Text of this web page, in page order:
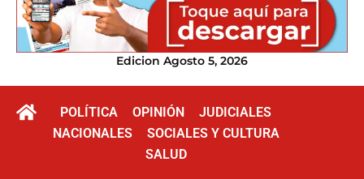
Edicion Agosto 5, 2026
POLÍTICA OPINIÓN
JUDICIALES
NACIONALES
SOCIALES Y CULTURA
SALUD